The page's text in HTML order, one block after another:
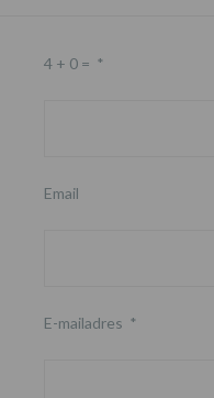
4 + 0 = *
Email
E-mailadres *